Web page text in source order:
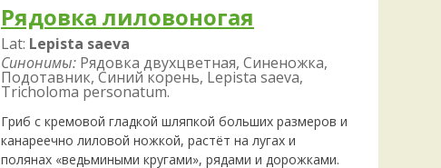
Рядовка лиловоногая
Lat: Lepista saeva
Синонимы: Рядовка двухцветная, Синеножка,
Подотавник, Синий корень, Lepista saeva,
Tricholoma personatum.
Гриб с кремовой гладкой шляпкой больших размеров и
канареечно лиловой ножкой, растёт на лугах и
полянах «ведьмиными кругами», рядами и дорожками.